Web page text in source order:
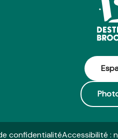
confidentialitéAccessibilité :